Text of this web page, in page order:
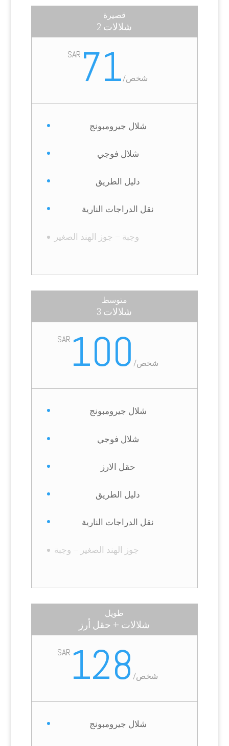
قصيرة
2 شلالات
SAR 71/شخص
شلال جيرومبونج
شلال فوجي
دليل الطريق
نقل الدراجات النارية
وجبة – جوز الهند الصغير
متوسط
3 شلالات
SAR 100 /شخص
شلال جيرومبونج
شلال فوجي
حقل الارز
دليل الطريق
نقل الدراجات النارية
جوز الهند الصغير – وجبة
طويل
شلالات + حقل أرز
SAR 128/شخص
شلال جيرومبونج